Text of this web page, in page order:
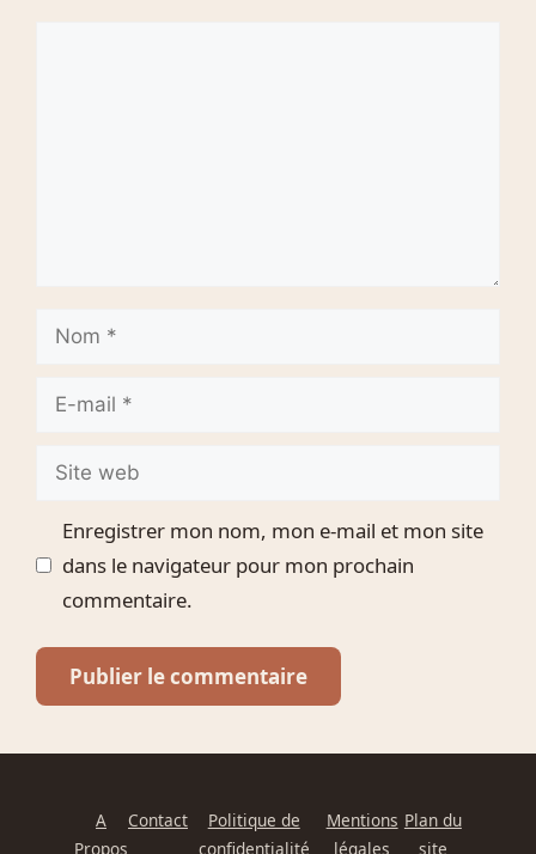
Nom
Site
Enregistrer mon nom, mon e-mail et mon site
dans le navigateur pour mon prochain
commentaire.
A
Propos
Contact
Politique de
confidentialité
Mentions
légales
Plan du
site